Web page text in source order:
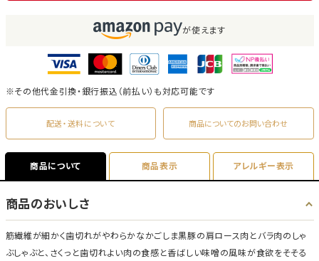
が使えます
※その他代金引換・銀行振込（前払い）も対応可能です
配送・送料について 商品についてのお問い合わせ
商品について 商品表示 アレルギー表示
商品のおいしさ
筋繊維が細かく歯切れがやわらかなかごしま黒豚の肩ロース肉とバラ肉のしゃ
ぶしゃぶと、さくっと歯切れよい肉の食感と香ばしい味噌の風味が食欲をそそる